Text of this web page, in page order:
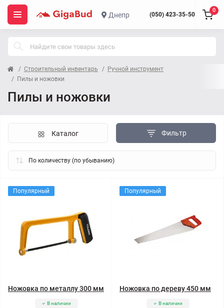
Днепр (050) 423-35-50
0
Строительный инвентарь
Ручной инструмент
Пилы и ножовки
Пилы и ножовки
Фильтр
Каталог
Популярный
Ножовка по металлу 300 мм
В наличии
Популярный
Ножовка по дереву 450 мм
В наличии